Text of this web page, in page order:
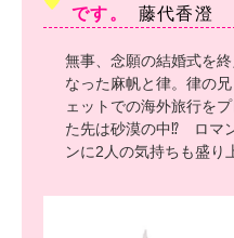
です。
藤代香澄
無事、念願の結婚式を
なった麻帆と律。律の
ェットでの海外旅行を
た先は砂漠の中⁉ ロマ
ンに2人の気持ちも盛り